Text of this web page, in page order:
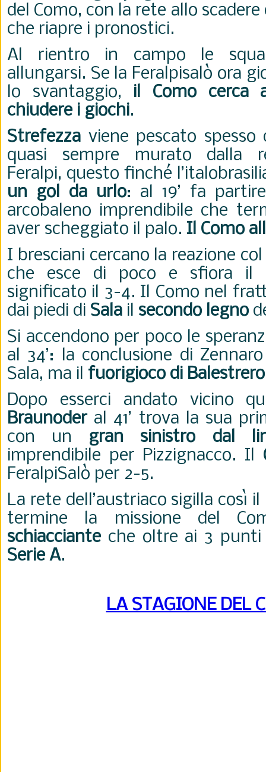
del Como, con la rete allo
che riapre i pronostici.
Al rientro in campo le
allungarsi. Se la Feralpisalò ora
lo svantaggio, il Como
chiudere i giochi.
Strefezza viene pescato
quasi sempre murato dalla
Feralpi, questo finché
un gol da urlo: al 19’ fa
arcobaleno imprendibile che
aver scheggiato il palo. Il Como
I bresciani cercano la reazione
che esce di poco e sfiora il
significato il 3-4. Il Como nel
dai piedi di Sala il secondo legno
Si accendono per poco le
al 34’: la conclusione di
Sala, ma il fuorigioco di
Dopo esserci andato vicino
Braunoderal 41’ trova la sua
con un gran sinistro dal
imprendibile per Pizzignacco. Il
FeralpiSalò per 2-5.
La rete dell’austriaco sigilla così
termine la missione del
schiaccianteche oltre ai 3 punti
Serie A.
LA STAGIONE DEL